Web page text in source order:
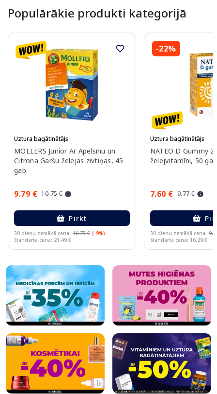
Populārākie produkti kategorijā
Uztura bagātinātājs
MOLLERS Junior Ar Apelsīnu un
Citrona Garšu želejas zivtiņas, 45
gab.
9.79 € 10.75 €
Pirkt
30 dienu zemākā cena: 10.75 € (-9%)
Standarta cena: 21.49 €
-22%
Uztura bagātinātājs
NATEO D Gummy
želejvitamīni, 50
7.60 € 9.77 €
30 dienu zemākā cena:
Standarta cena: 16.29 €